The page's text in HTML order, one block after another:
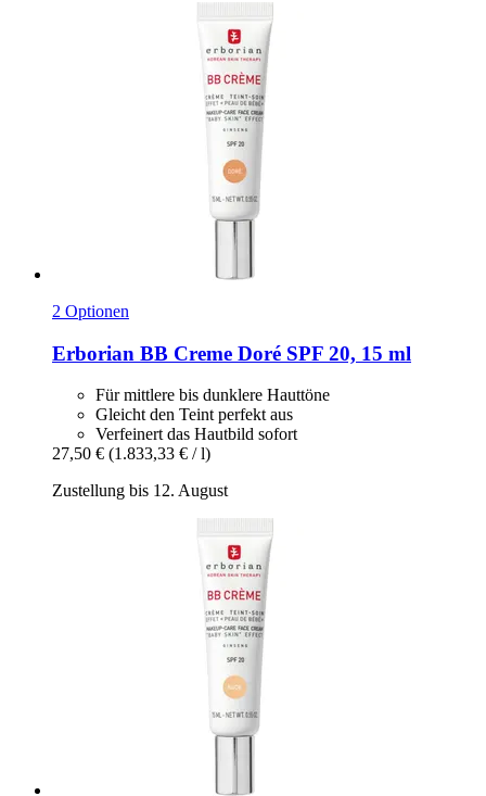
2 Optionen
Erborian BB Creme Doré SPF 20, 15 ml
Für mittlere bis dunklere Hauttöne
Gleicht den Teint perfekt aus
Verfeinert das Hautbild sofort
27,50 € (1.833,33 € / l)
Zustellung bis 12. August